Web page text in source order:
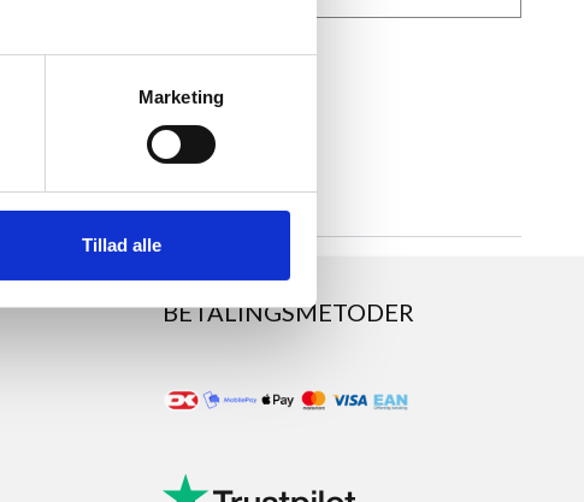
Marketing
Tillad alle
BETALINGSMETODER